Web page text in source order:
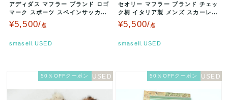
アディダス マフラー ブランド ロゴ
マーク スポーツ スペインサッカー
連盟 メンズ レッド adid…
¥5,500/点
smasell.USED
セオリー マフラー ブランド チェッ
ク柄 イタリア製 メンズ スカーレッ
ト theory 【中古】
¥5,500/点
smasell.USED
50％OFFクーポン 50％OFFクーポン